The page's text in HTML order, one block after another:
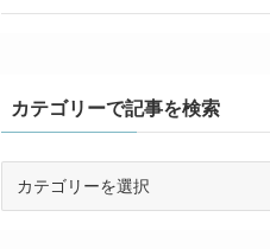
カテゴリーで記事を検索